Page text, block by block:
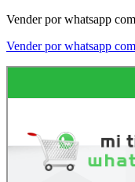
Vender por whatsapp
Vender por whatsapp